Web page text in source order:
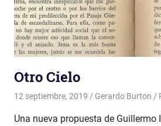
Otro Cielo
12 septiembre, 2019 Gerardo Burton
Una nueva propuesta de Guillermo